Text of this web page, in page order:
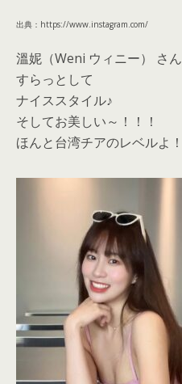
出典：https://www.instagram.com/
溫妮（Weni ウィニー） さん
すらっとして
ナイススタイル♪
そしてお美しい～！！！
ほんと台湾チアのレベルよ！